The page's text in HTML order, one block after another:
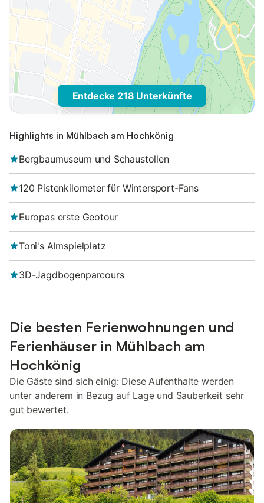
Entdecke 218 Unterkünfte
Highlights in Mühlbach am Hochkönig
Bergbaumuseum und Schaustollen
120 Pistenkilometer für Wintersport-Fans
Europas erste Geotour
Toni's Almspielplatz
3D-Jagdbogenparcours
Die besten Ferienwohnungen und
Ferienhäuser in Mühlbach am
Hochkönig
Die Gäste sind sich einig: Diese Aufenthalte werden
unter anderem in Bezug auf Lage und Sauberkeit sehr
gut bewertet.